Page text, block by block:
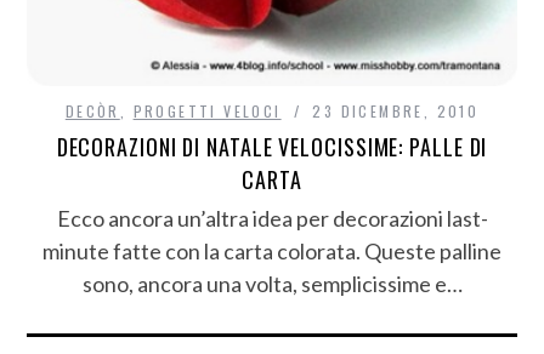
DECÒR PROGETTI VELOCI 23 DICEMBRE, 2010
DECORAZIONI DI NATALE VELOCISSIME: PALLE DI
CARTA
Ecco ancora un’altra idea per decorazioni last-
minute fatte con la carta colorata. Queste palline
sono, ancora una volta, semplicissime e…